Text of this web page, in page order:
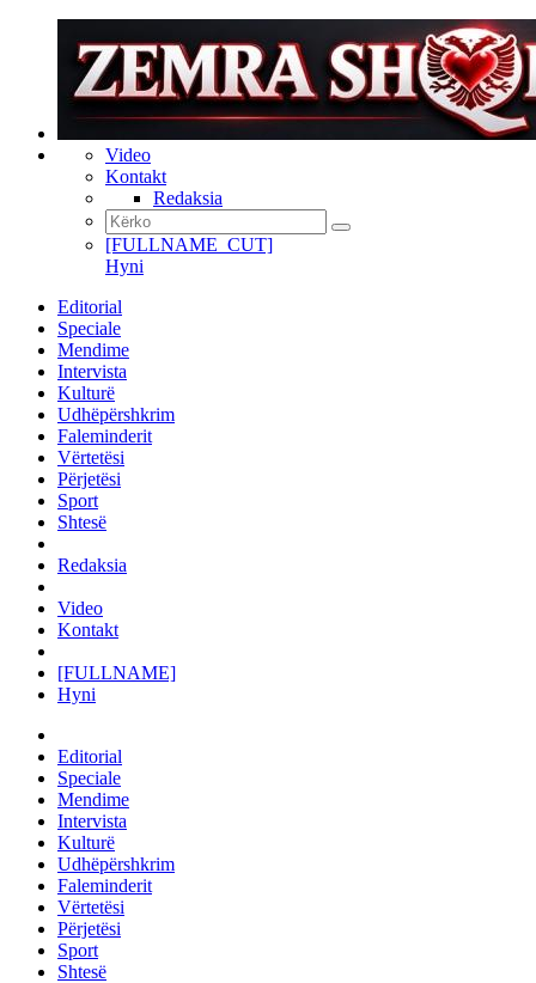
Video
Kontakt
Redaksia
[FULLNAME_CUT]
Hyni
Editorial
Speciale
Mendime
Intervista
Kulturë
Udhëpërshkrim
Faleminderit
Vërtetësi
Përjetësi
Sport
Shtesë
Redaksia
Video
Kontakt
[FULLNAME]
Hyni
Editorial
Speciale
Mendime
Intervista
Kulturë
Udhëpërshkrim
Faleminderit
Vërtetësi
Përjetësi
Sport
Shtesë